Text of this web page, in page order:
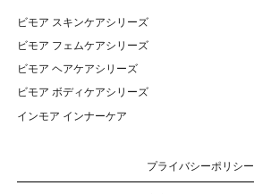
ビモア スキンケアシリーズ
ビモア フェムケアシリーズ
ビモア ヘアケアシリーズ
ビモア ボディケアシリーズ
インモア インナーケア
プライバシーポリシー